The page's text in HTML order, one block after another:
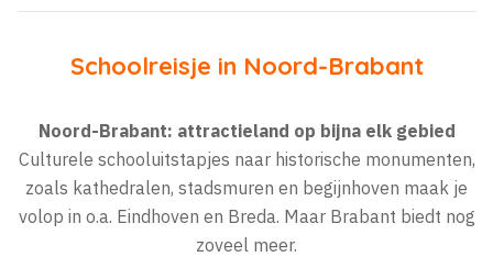
Schoolreisje in Noord-Brabant
Noord-Brabant: attractieland op bijna elk gebied
Culturele schooluitstapjes naar historische monumenten,
zoals kathedralen, stadsmuren en begijnhoven maak je
volop in o.a. Eindhoven en Breda. Maar Brabant biedt nog
zoveel meer.